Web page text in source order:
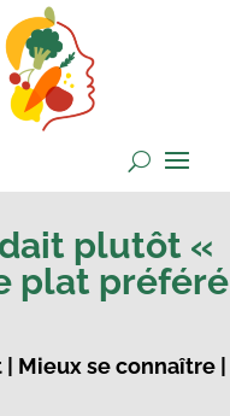
plutôt «
plat préféré
| Mieux se connaître|